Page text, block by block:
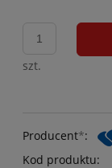
szt.
Producent*:
Kod produktu: